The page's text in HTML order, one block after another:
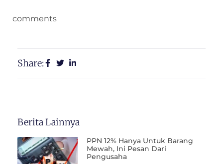
comments
Share:
Berita Lainnya
PPN 12% Hanya Untuk Barang
Mewah, Ini Pesan Dari
Pengusaha